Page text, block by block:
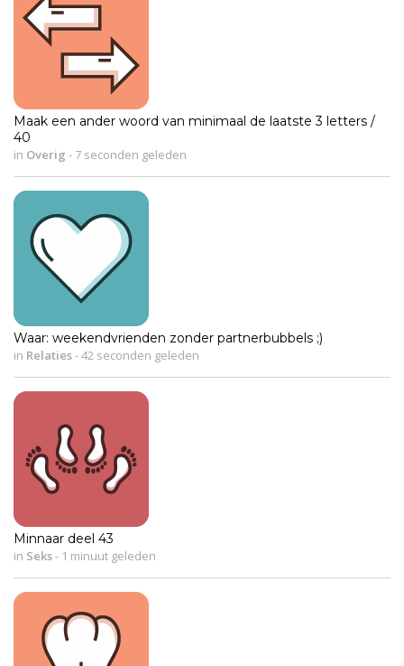
Maak een ander woord van minimaal de laatste 3 letters /
40
in Overig - 7 seconden geleden
Waar: weekendvrienden zonder partnerbubbels ;)
in Relaties-42 seconden geleden
Minnaar deel 43
in Seks- 1 minuut geleden